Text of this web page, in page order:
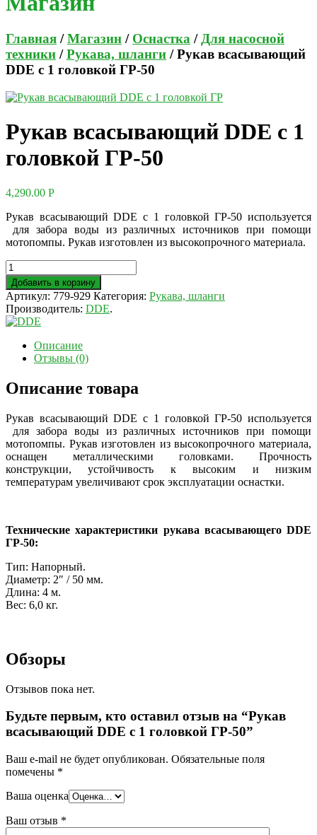
Главная /Магазин / Оснастка /Для насосной
техники /Рукава, шланги / Рукав всасывающий
DDE с 1 головкой ГР-50
Рукав всасывающий DDE с 1
головкой ГР-50
4,290.00 Р
Рукав всасывающий DDE с 1 головкой ГР-50 используется
для забора воды из различных источников при помощи
мотопомпы. Рукав изготовлен из высокопрочного материала.
Добавить в корзину
Артикул: 779-929 Категория: Рукава, шланги
Производитель: DDE.
Описание
Отзывы (0)
Описание товара
Рукав всасывающий DDE с 1 головкой ГР-50 используется
для забора воды из различных источников при помощи
мотопомпы. Рукав изготовлен из высокопрочного материала,
оснащен металлическими головками. Прочность
конструкции, устойчивость к высоким и низким
температурам увеличивают срок эксплуатации оснастки.
Технические характеристики рукава всасывающего DDE
ГР-50:
Тип: Напорный.
Диаметр: 2″ / 50 мм.
Длина: 4 м.
Вес: 6,0 кг.
Обзоры
Отзывов пока нет.
Будьте первым, кто оставил отзыв на “Рукав
всасывающий DDE с 1 головкой ГР-50”
Ваш e-mail не будет опубликован. Обязательные поля
помечены *
Ваша оценка
Ваш отзыв *